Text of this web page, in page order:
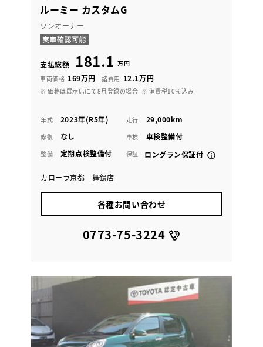
ルーミー カスタムG
ワンオーナー
支払総額 181.1 万円
車両価格 169万円 諸費用 12.1万円
※ 価格は展示店にて8月登録の場合 ※ 消費税10％込み
年式 2023年(R5年) 走行 29,000km
修復 なし 車検 車検整備付
整備 定期点検整備付 保証 ロングラン保証付
カローラ京都 舞鶴店
各種お問い合わせ
0773-75-3224